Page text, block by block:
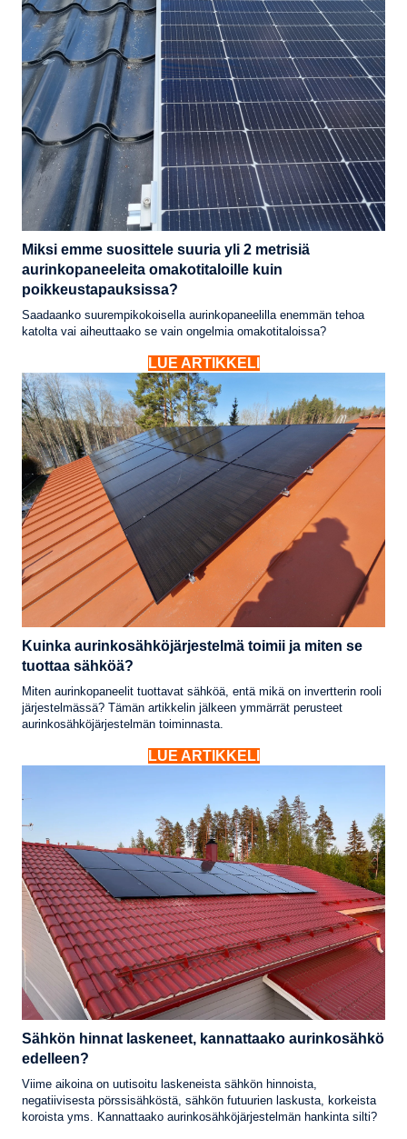
Miksi emme suosittele suuria yli 2 metrisiä
aurinkopaneeleita omakotitaloille kuin
poikkeustapauksissa?
Saadaanko suurempikokoisella aurinkopaneelilla enemmän tehoa
katolta vai aiheuttaako se vain ongelmia omakotitaloissa?
LUE ARTIKKELI
Kuinka aurinkosähköjärjestelmä toimii ja miten se
tuottaa sähköä?
Miten aurinkopaneelit tuottavat sähköä, entä mikä on invertterin rooli
järjestelmässä? Tämän artikkelin jälkeen ymmärrät perusteet
aurinkosähköjärjestelmän toiminnasta.
LUE ARTIKKELI
Sähkön hinnat laskeneet, kannattaako aurinkosähkö
edelleen?
Viime aikoina on uutisoitu laskeneista sähkön hinnoista,
negatiivisesta pörssisähköstä, sähkön futuurien laskusta, korkeista
koroista yms. Kannattaako aurinkosähköjärjestelmän hankinta silti?